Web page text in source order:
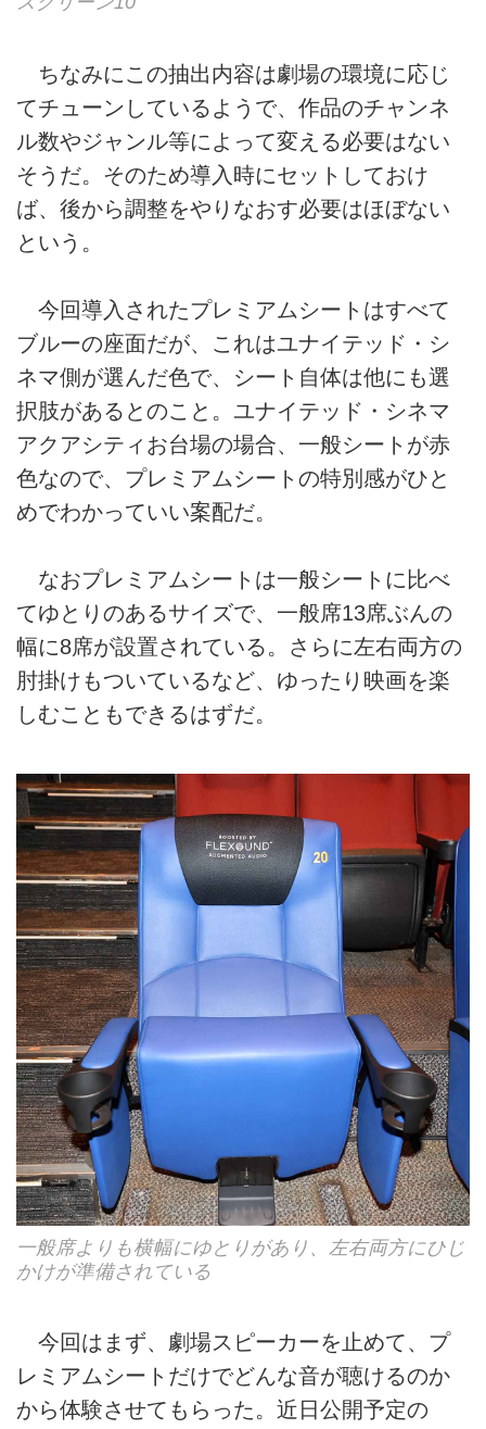
ちなみにこの抽出内容は劇場の環境に応じ
てチューンしているようで、作品のチャンネ
ル数やジャンル等によって変える必要はない
そうだ。そのため導入時にセットしておけ
ば、後から調整をやりなおす必要はほぼない
という。
今回導入されたプレミアムシートはすべて
ブルーの座面だが、これはユナイテッド・シ
ネマ側が選んだ色で、シート自体は他にも選
択肢があるとのこと。ユナイテッド・シネマ
アクアシティお台場の場合、一般シートが赤
色なので、プレミアムシートの特別感がひと
めでわかっていい案配だ。
なおプレミアムシートは一般シートに比べ
てゆとりのあるサイズで、一般席13席ぶんの
幅に8席が設置されている。さらに左右両方の
肘掛けもついているなど、ゆったり映画を楽
しむこともできるはずだ。
一般席よりも横幅にゆとりがあり、左右両方にひじ
かけが準備されている
今回はまず、劇場スピーカーを止めて、プ
レミアムシートだけでどんな音が聴けるのか
から体験させてもらった。近日公開予定の